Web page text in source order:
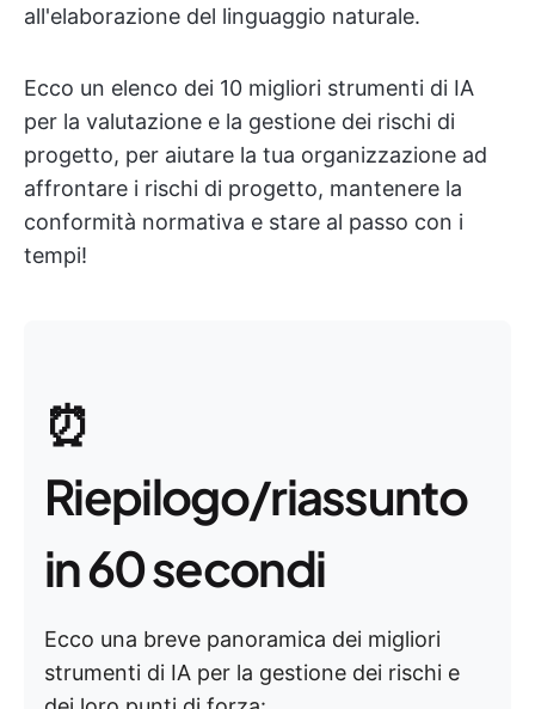
all'elaborazione del linguaggio naturale.
Ecco un elenco dei 10 migliori strumenti di IA
per la valutazione e la gestione dei rischi di
progetto, per aiutare la tua organizzazione ad
affrontare i rischi di progetto, mantenere la
conformità normativa e stare al passo con i
tempi!
⏰
Riepilogo/riassunto
in 60 secondi
Ecco una breve panoramica dei migliori
strumenti di IA per la gestione dei rischi e